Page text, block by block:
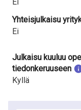
Yhteisjulkaisu
Ei
Julkaisu kuuluu
tiedonkeruuseen
Kyllä